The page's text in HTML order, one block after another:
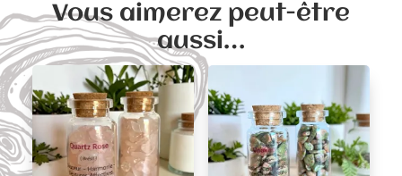
Vous aimerez peut-être
aussi…